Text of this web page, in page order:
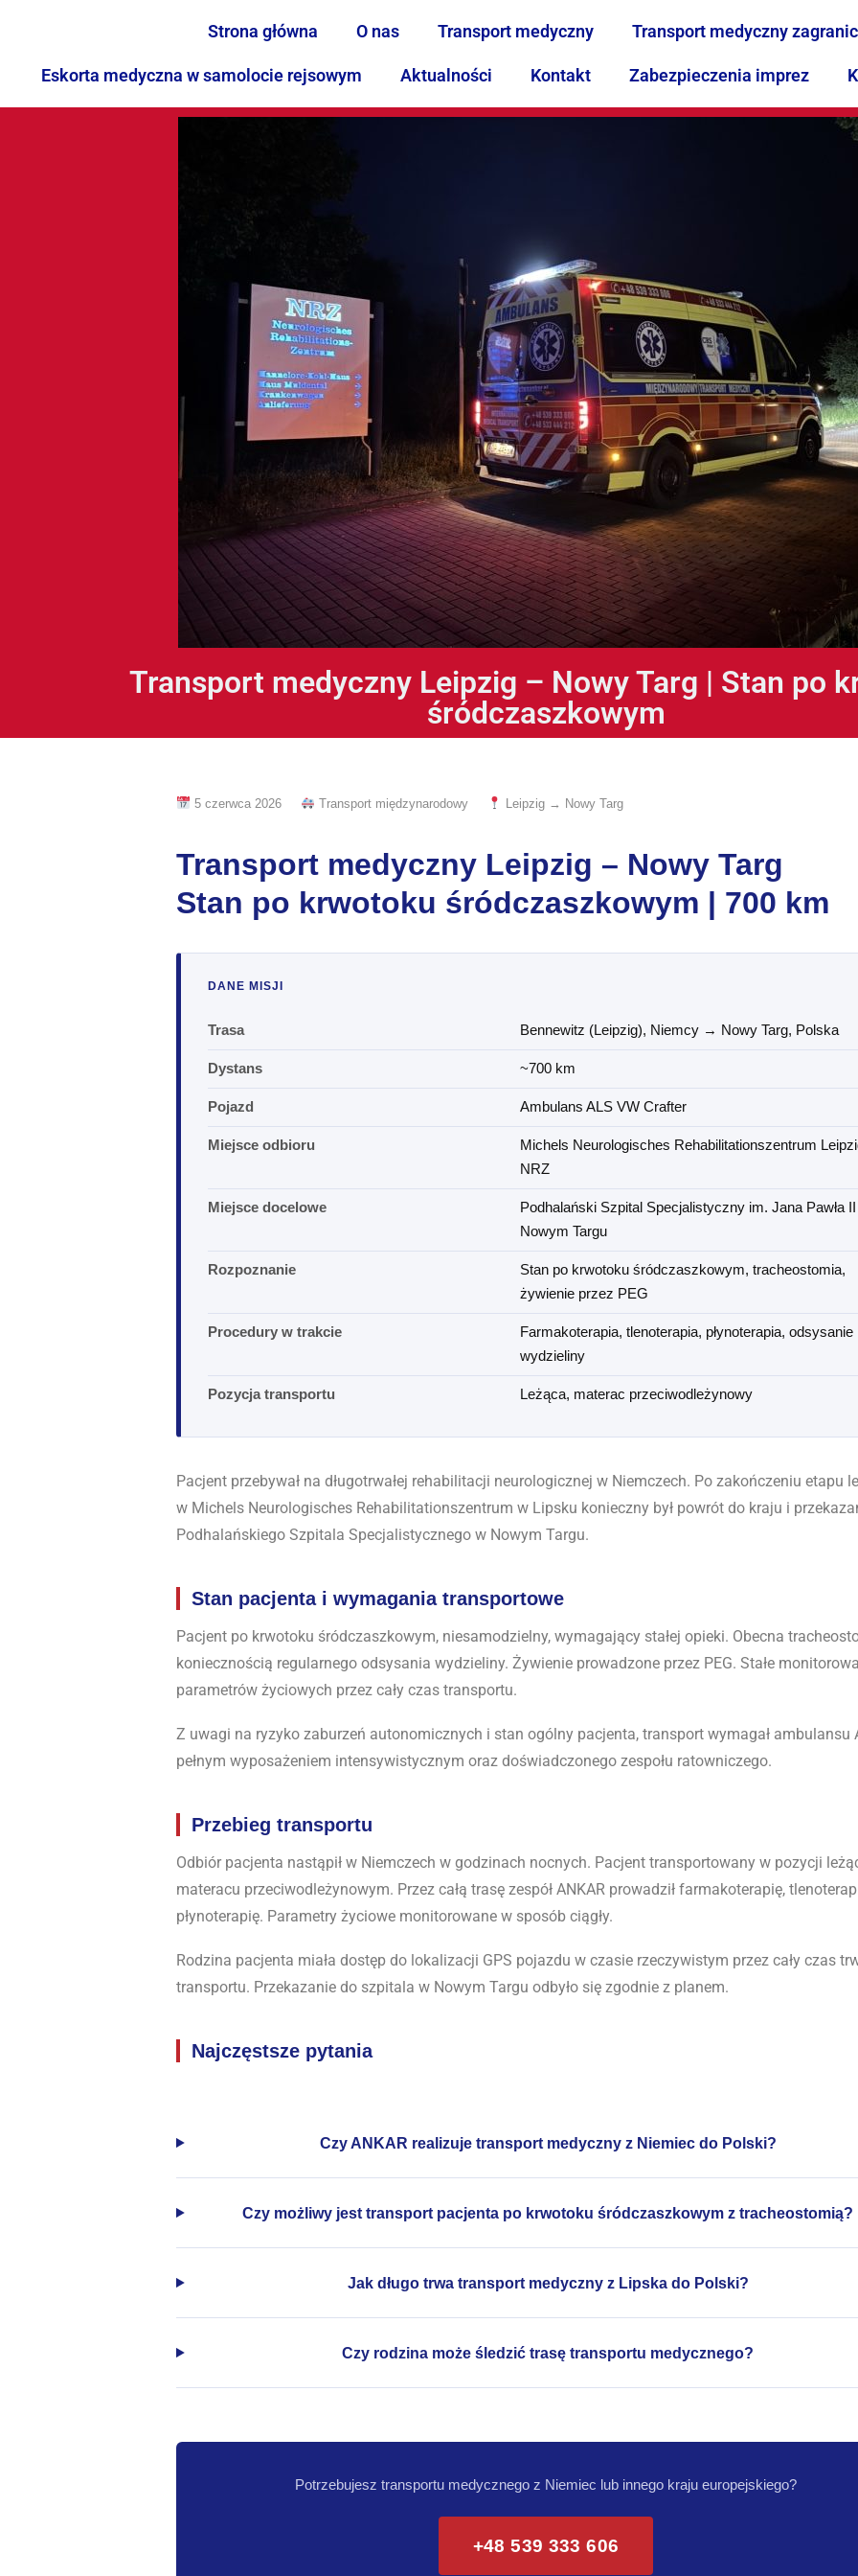
Strona główna O nas Transport medyczny Transport medyczny
Eskorta medyczna w samolocie rejsowym Aktualności Kontakt Zabezpieczenia imprez
Transport medyczny Leipzig – Nowy Targ | Stan po
śródczaszkowym
5 czerwca 2026 Transport międzynarodowy Leipzig → Nowy Targ
Transport medyczny Leipzig – Nowy Targ
Stan po krwotoku śródczaszkowym | 700 km
DANE MISJI
Trasa Bennewitz (Leipzig), Niemcy → Nowy Targ, Polska
Dystans ~700 km
Pojazd Ambulans ALS VW Crafter
Miejsce odbioru
Michels Neurologisches Rehabilitationszentrum
NRZ
Miejsce docelowe
Podhalański Szpital Specjalistyczny im. Jana Pawła
Nowym Targu
Rozpoznanie
Stan po krwotoku śródczaszkowym, tracheostomia,
żywienie przez PEG
Procedury w trakcie
Farmakoterapia, tlenoterapia, płynoterapia, odsysanie
wydzieliny
Pozycja transportu Leżąca, materac przeciwodleżynowy
Pacjent przebywał na długotrwałej rehabilitacji neurologicznej w Niemczech. Po zakończeniu etapu
w Michels Neurologisches Rehabilitationszentrum w Lipsku konieczny był powrót do kraju i
Podhalańskiego Szpitala Specjalistycznego w Nowym Targu.
Stan pacjenta i wymagania transportowe
Pacjent po krwotoku śródczaszkowym, niesamodzielny, wymagający stałej opieki. Obecna
koniecznością regularnego odsysania wydzieliny. Żywienie prowadzone przez PEG. Stałe
parametrów życiowych przez cały czas transportu.
Z uwagi na ryzyko zaburzeń autonomicznych i stan ogólny pacjenta, transport wymagał ambulansu
pełnym wyposażeniem intensywistycznym oraz doświadczonego zespołu ratowniczego.
Przebieg transportu
Odbiór pacjenta nastąpił w Niemczech w godzinach nocnych. Pacjent transportowany w pozycji
materacu przeciwodleżynowym. Przez całą trasę zespół ANKAR prowadził farmakoterapię,
płynoterapię. Parametry życiowe monitorowane w sposób ciągły.
Rodzina pacjenta miała dostęp do lokalizacji GPS pojazdu w czasie rzeczywistym przez cały czas
transportu. Przekazanie do szpitala w Nowym Targu odbyło się zgodnie z planem.
Najczęstsze pytania
Czy ANKAR realizuje transport medyczny z Niemiec do Polski?
Czy możliwy jest transport pacjenta po krwotoku śródczaszkowym z tracheostomią?
Jak długo trwa transport medyczny z Lipska do Polski?
Czy rodzina może śledzić trasę transportu medycznego?
Potrzebujesz transportu medycznego z Niemiec lub innego kraju europejskiego?
+48 539 333 606